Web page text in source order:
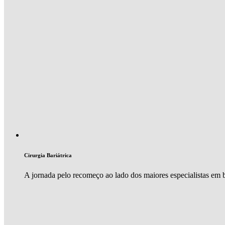
Cirurgia Bariátrica
A jornada pelo recomeço ao lado dos maiores especialistas em